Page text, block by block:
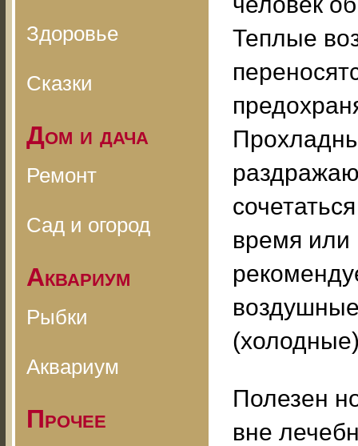
Здоровье
Сказки
Дом и дача
Ремонт
Сад и огород
Аквариум
Рыбки
Аквариум
Прочее
Теплые
время или
Полезен
вне